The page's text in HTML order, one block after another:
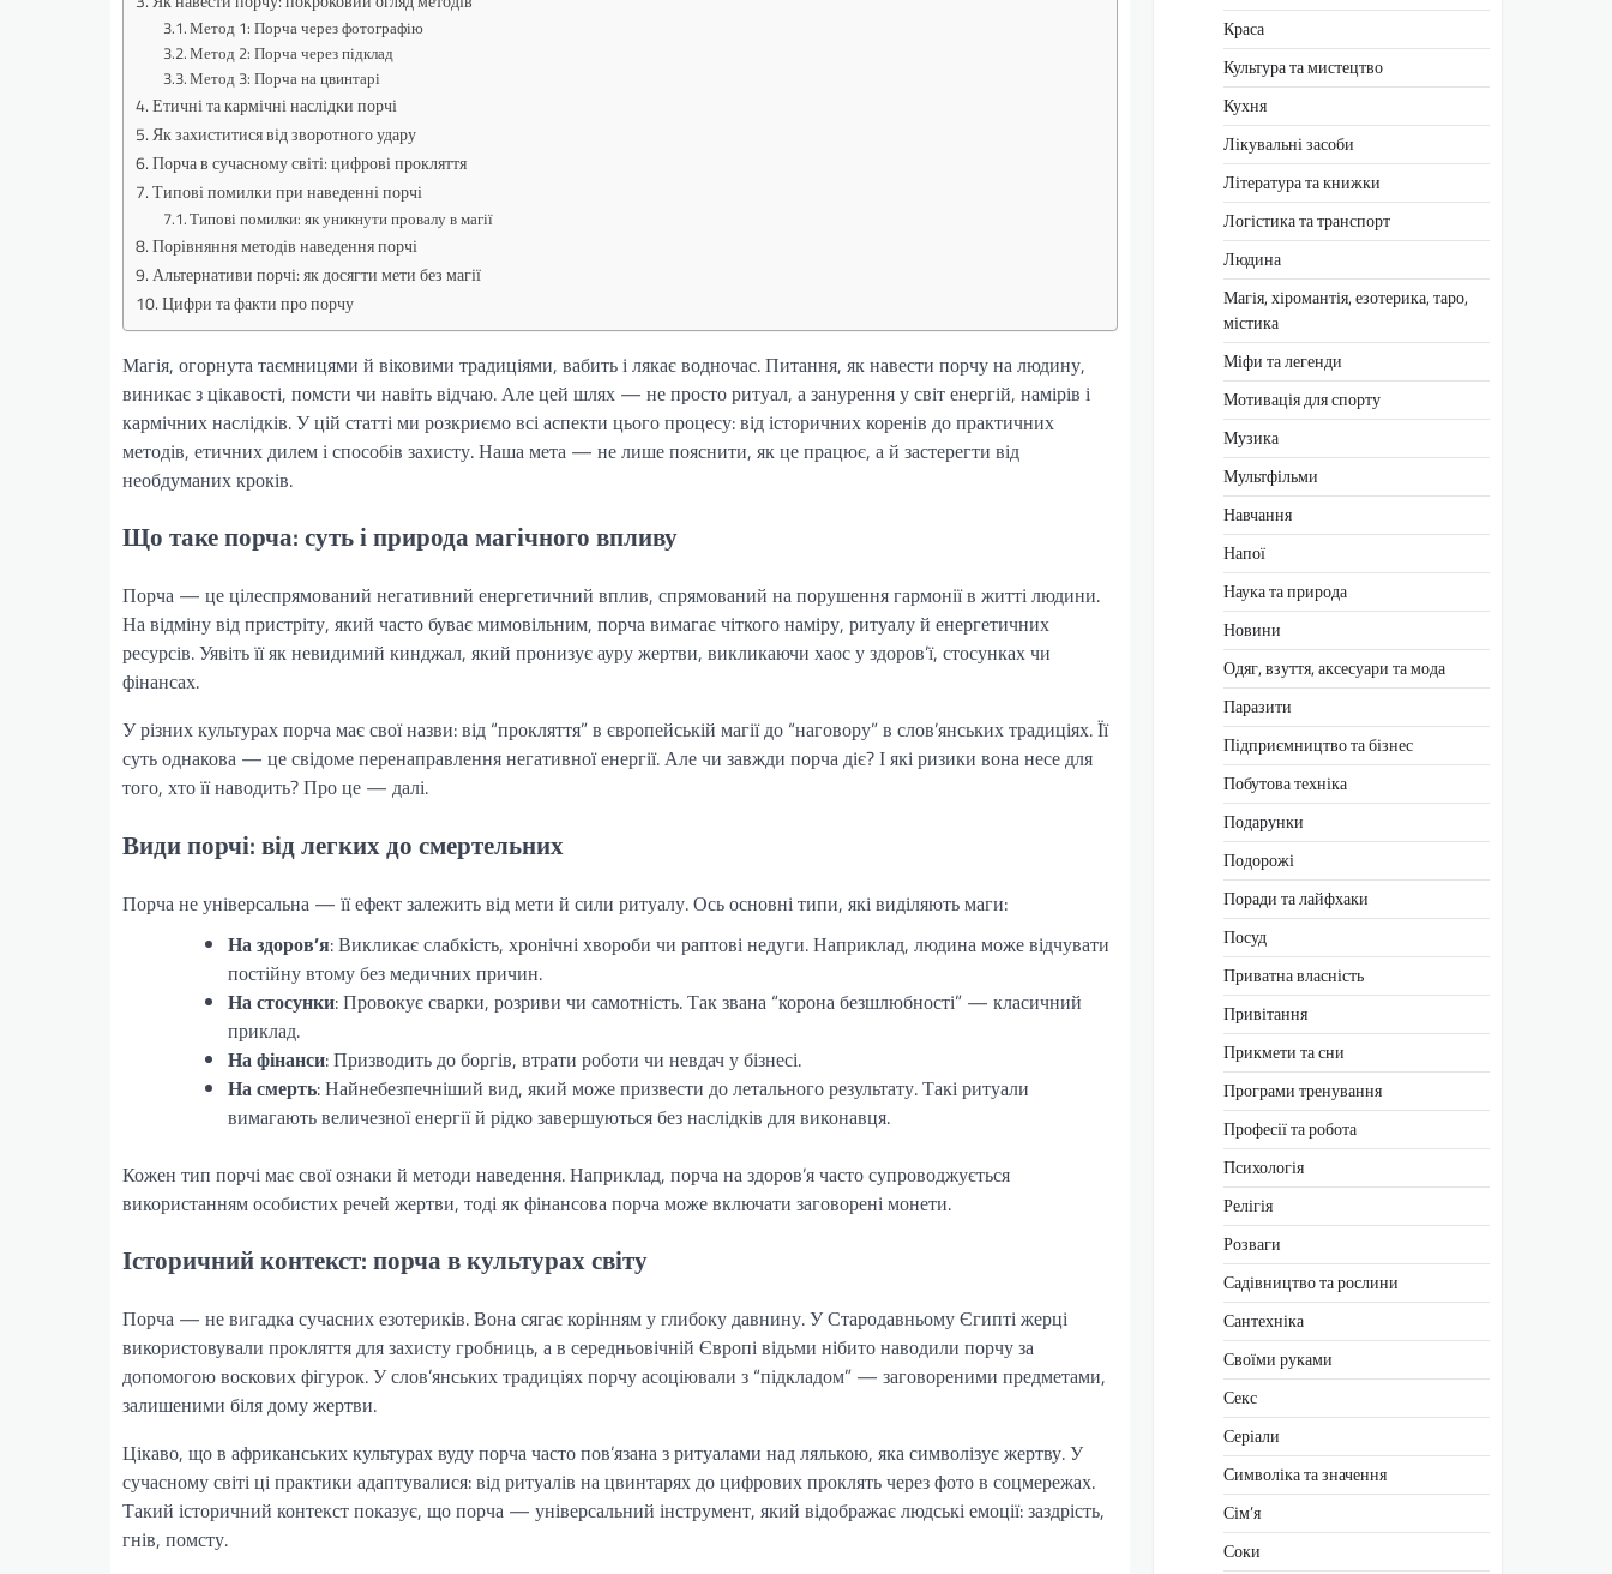
Метод 1: Порча через фотографію
Метод 2: Порча через підклад
Метод 3: Порча на цвинтарі
Етичні та кармічні наслідки порчі
Як захиститися від зворотного удару
Порча в сучасному світі: цифрові прокляття
Типові помилки при наведенні порчі
Типові помилки: як уникнути провалу в магії
Порівняння методів наведення порчі
Альтернативи порчі: як досягти мети без магії
Цифри та факти про порчу
Магія, огорнута таємницями й віковими традиціями, вабить і лякає водночас. Питання, як навести порчу на людину,
виникає з цікавості, помсти чи навіть відчаю. Але цей шлях — не просто ритуал, а занурення у світ енергій, намірів і
кармічних наслідків. У цій статті ми розкриємо всі аспекти цього процесу: від історичних коренів до практичних
методів, етичних дилем і способів захисту. Наша мета — не лише пояснити, як це працює, а й застерегти від
необдуманих кроків.
Що таке порча: суть і природа магічного впливу
Порча — це цілеспрямований негативний енергетичний вплив, спрямований на порушення гармонії в житті людини.
На відміну від пристріту, який часто буває мимовільним, порча вимагає чіткого наміру, ритуалу й енергетичних
ресурсів. Уявіть її як невидимий кинджал, який пронизує ауру жертви, викликаючи хаос у здоров’ї, стосунках чи
фінансах.
У різних культурах порча має свої назви: від “прокляття” в європейській магії до “наговору” в слов’янських традиціях. Її
суть однакова — це свідоме перенаправлення негативної енергії. Але чи завжди порча діє? І які ризики вона несе для
того, хто її наводить? Про це — далі.
Види порчі: від легких до смертельних
Порча не універсальна — її ефект залежить від мети й сили ритуалу. Ось основні типи, які виділяють маги:
На здоров’я: Викликає слабкість, хронічні хвороби чи раптові недуги. Наприклад, людина може відчувати
постійну втому без медичних причин.
На стосунки: Провокує сварки, розриви чи самотність. Так звана “корона безшлюбності” — класичний
приклад.
На фінанси: Призводить до боргів, втрати роботи чи невдач у бізнесі.
На смерть: Найнебезпечніший вид, який може призвести до летального результату. Такі ритуали
вимагають величезної енергії й рідко завершуються без наслідків для виконавця.
Кожен тип порчі має свої ознаки й методи наведення. Наприклад, порча на здоров’я часто супроводжується
використанням особистих речей жертви, тоді як фінансова порча може включати заговорені монети.
Історичний контекст: порча в культурах світу
Порча — не вигадка сучасних езотериків. Вона сягає корінням у глибоку давнину. У Стародавньому Єгипті жерці
використовували прокляття для захисту гробниць, а в середньовічній Європі відьми нібито наводили порчу за
допомогою воскових фігурок. У слов’янських традиціях порчу асоціювали з “підкладом” — заговореними предметами,
залишеними біля дому жертви.
Цікаво, що в африканських культурах вуду порча часто пов’язана з ритуалами над лялькою, яка символізує жертву. У
сучасному світі ці практики адаптувалися: від ритуалів на цвинтарях до цифрових проклять через фото в соцмережах.
Такий історичний контекст показує, що порча — універсальний інструмент, який відображає людські емоції: заздрість,
гнів, помсту.
Краса
Культура та мистецтво
Кухня
Лікувальні засоби
Література та книжки
Логістика та транспорт
Людина
Магія, хіромантія, езотерика, таро,
містика
Міфи та легенди
Мотивація для спорту
Музика
Мультфільми
Навчання
Напої
Наука та природа
Новини
Одяг, взуття, аксесуари та мода
Паразити
Підприємництво та бізнес
Побутова техніка
Подарунки
Подорожі
Поради та лайфхаки
Посуд
Приватна власність
Привітання
Прикмети та сни
Програми тренування
Професії та робота
Психологія
Релігія
Розваги
Садівництво та рослини
Сантехніка
Своїми руками
Секс
Серіали
Символіка та значення
Сім’я
Соки